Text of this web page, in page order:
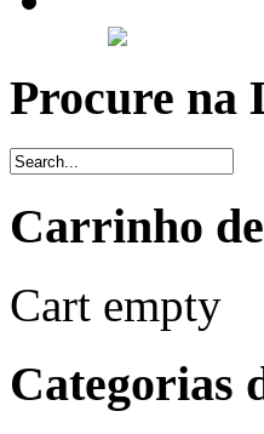
Procure na
Carrinho
Cart empty
Categorias